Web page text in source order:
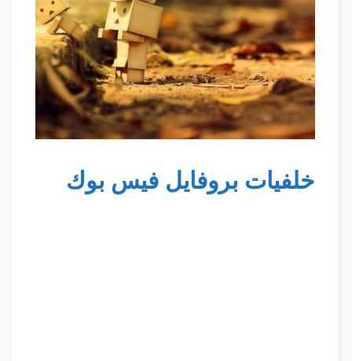
خلفيات بروفايل فيس بوك